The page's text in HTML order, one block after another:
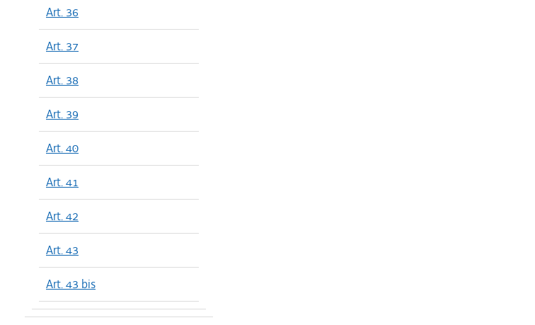
Art. 36
Art. 37
Art. 38
Art. 39
Art. 40
Art. 41
Art. 42
Art. 43
Art. 43 bis